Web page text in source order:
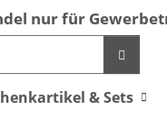
nur für
& Sets